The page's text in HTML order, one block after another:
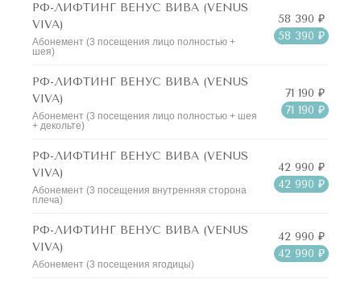
РФ-ЛИФТИНГ ВЕНУС ВИВА (VENUS
VIVA)
Абонемент (3 посещения лицо полностью +
шея)
58 390 ₽
58 390 ₽
РФ-ЛИФТИНГ ВЕНУС ВИВА (VENUS
VIVA)
Абонемент (3 посещения лицо полностью + шея
+ декольте)
71 190 ₽
71 190 ₽
РФ-ЛИФТИНГ ВЕНУС ВИВА (VENUS
VIVA)
Абонемент (3 посещения внутренняя сторона
плеча)
42 990 ₽
42 990 ₽
РФ-ЛИФТИНГ ВЕНУС ВИВА (VENUS
VIVA)
Абонемент (3 посещения ягодицы)
42 990 ₽
42 990 ₽